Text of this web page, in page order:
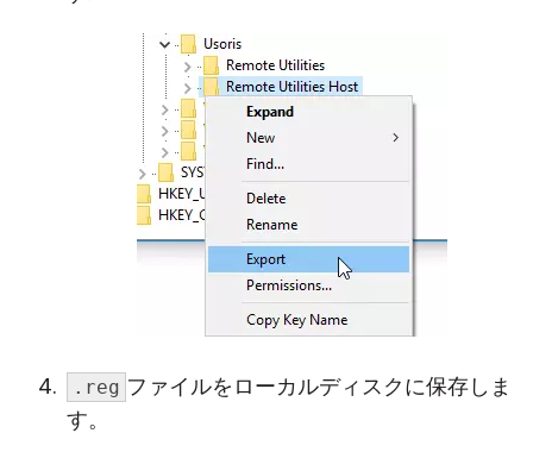
.reg ファイルをローカルディスクに保存しま
す。